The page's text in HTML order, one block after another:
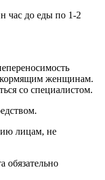
час до еды по 1-2
кормящим женщинам.
со специалистом.
лицам, не
обязательно